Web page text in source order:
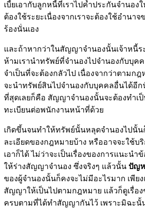
เบี้ยเอากับลูกหนี้ที่เราไปค้ำประกันจำนอง
ต้องใช้ระยะเนื่องจากเราจะต้องใช้อำนา
ร้องนั่นเอง
และถ้าหากว่าในสัญญาจำนองนั้นเจ้าหนี้ร
ห้ามเรานำทรัพย์ที่จำนองไปจำนองกับบุค
จำเป็นที่จะต้องกลัวไป เนื่องจากว่าตามก
จะนำทรัพย์สินไปจำนองกับบุคคลอื่นได้อี
ที่สุดเลยก็คือ สัญญาจำนองนั้นจะต้องทำเ
ทะเบียนต่อพนักงานหน้าที่ด้วย
เกิดขึ้นจนทำให้ทรัพย์นั้นหลุดจำนองไปนั้น
ละเอียดของกฎหมายบ้าง หรืออาจจะใช้บ
เอาก็ได้ ไม่ว่าจะเป็นเรื่องของการแนะน
ให้ร่างสัญญาจำนอง ซึ่งจริงๆ แล้วนั้น ปัญห
ของผู้จำนองนั้นก็คงจะไม่มีอะไรมาก เพียง
สัญญาให้เป็นไปตามกฎหมาย แล้วก็ดูเรื่อ
ครบตามที่ได้ทำสัญญากันไว้ เพราะมิฉะนั้